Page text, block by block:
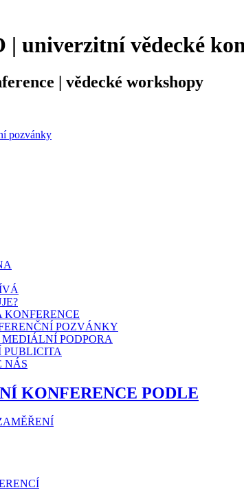
| univerzitní vědecké
| vědecké workshopy
pozvánky
POZVÁNKY
PODPORA
PUBLICITA
NÁS
KONFERENCE PODLE